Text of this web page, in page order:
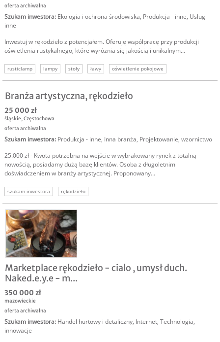
oferta archiwalna
Szukam inwestora: Ekologia i ochrona środowiska, Produkcja - inne, Usługi -
inne
Inwestuj w rękodzieło z potencjałem. Oferuję współpracę przy produkcji
oświetlenia rustykalnego, które wyróżnia się jakością i unikalnym...
rusticlamp lampy stoły ławy oświetlenie pokojowe
Branża artystyczna, rękodzieło
25 000 zł
śląskie,Częstochowa
oferta archiwalna
Szukam inwestora: Produkcja - inne, Inna branża, Projektowanie, wzornictwo
25.000 zł - Kwota potrzebna na wejście w wybrakowany rynek z totalną
nowością, posiadamy dużą bazę klientów. Osoba z długoletnim
doświadczeniem w branży artystycznej. Proponowany...
szukam inwestora rękodzieło
Marketplace rękodzieło - cialo , umysł duch.
Naked.e.y.e - m...
350 000 zł
mazowieckie
oferta archiwalna
Szukam inwestora: Handel hurtowy i detaliczny, Internet, Technologia,
innowacje